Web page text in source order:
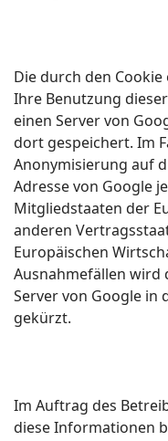
Die durch den
Ihre Benutzung
einen Server von
dort gespeichert. Im
Anonymisierung auf
Adresse von Google
Mitgliedstaaten der
anderen
Europäischen
Ausnahmefällen wird
Server von Google in
gekürzt.
Im Auftrag des
diese Informationen